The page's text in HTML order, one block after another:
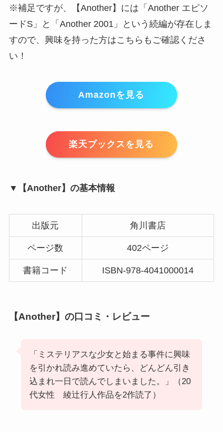
※補足ですが、【Another】には「Another エピソ
ードS」と「Another 2001」という続編が存在しま
すので、興味を持った方はこちらもご確認くださ
い！
Amazonを見る
楽天ブックスを見る
▼【Another】の基本情報
出版元 角川書店
ページ数 402ページ
書籍コード ISBN-978-4041000014
【Another】の口コミ・レビュー
「ミステリアスな少女と始まる事件に興味
を引かれ読み進めていたら、どんどん引き
込まれ一日で読んでしまいました。」（20
代女性 綾辻行人作品を2作読了）